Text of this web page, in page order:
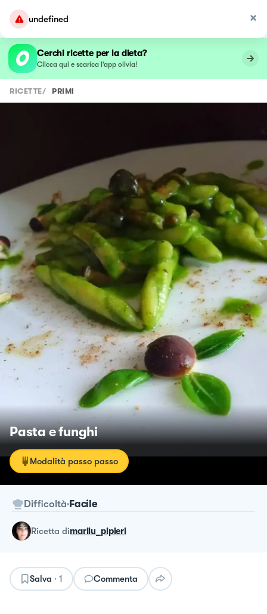
undefined
Cerchi ricette per la dieta?
Clicca qui e scarica l’app olivia!
RICETTE/ PRIMI
Pasta e funghi
Modalità passo passo
Difficoltà Facile
ricetta dimarilu_pipieri
Salva · 1 Commenta